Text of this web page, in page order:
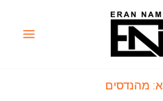
מהנדסים